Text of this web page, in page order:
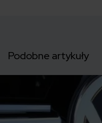
Podobne artykuły